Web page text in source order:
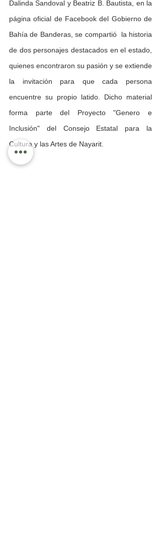
Dalinda Sandoval y Beatriz B. Bautista, en la
página oficial de Facebook del Gobierno de
Bahía de Banderas, se compartió  la historia
de dos personajes destacados en el estado,
quienes encontraron su pasión y se extiende
la invitación para que cada persona
encuentre su propio latido. Dicho material
forma parte del Proyecto "Genero e
Inclusión" del Consejo Estatal para la
Cultura y las Artes de Nayarit.